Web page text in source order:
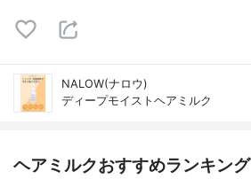
NALOW(ナロウ)
ディープモイストヘアミルク
ヘアミルクおすすめランキング